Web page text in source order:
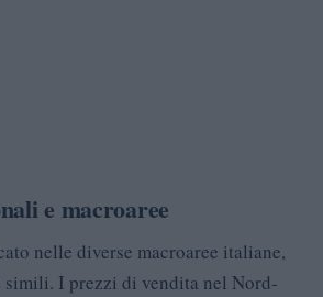
e macroaree
nelle diverse macroaree italiane,
simili. I prezzi di vendita nel Nord-